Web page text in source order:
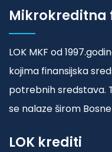
Mikrokreditna
LOK MKF od
kojima finansijska
potrebnih sredstava.
se nalaze širom
LOK krediti